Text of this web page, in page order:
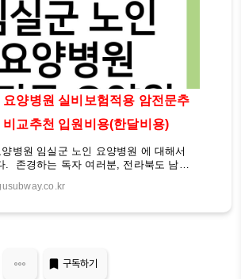
요양병원 실비보험적용 암전문추
비교추천 입원비용(한달비용)
병원 에 대해서
. 존경하는 독자 여러분, 전라북도 남원
병원, 남원노인요양병원은 최고의 의료
근조화환 정보와 배달 서비스도 소개하
마다 차이가 있으니 사전 확인 후 이용해
구독하기